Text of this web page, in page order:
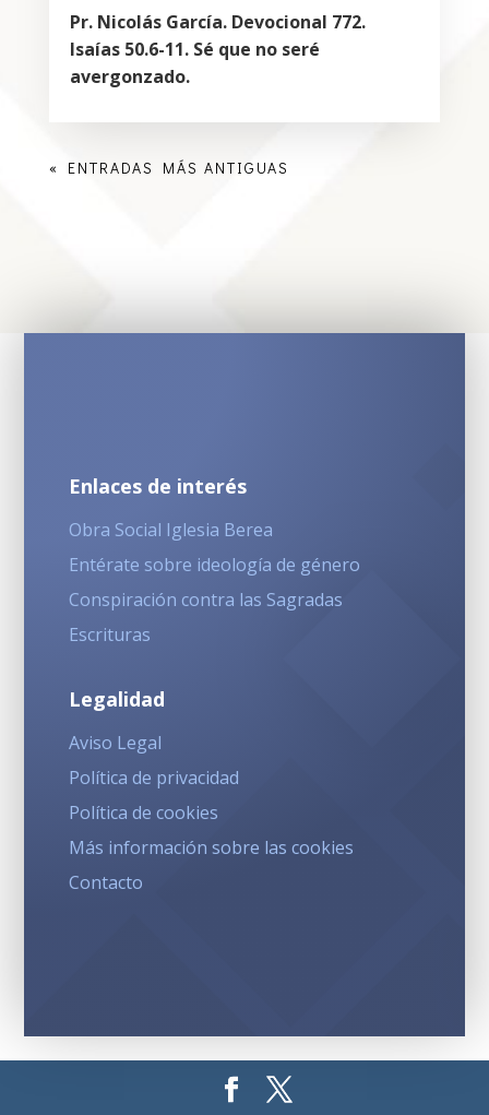
Pr. Nicolás García. Devocional 772.
Isaías 50.6-11. Sé que no seré
avergonzado.
« ENTRADAS MÁS ANTIGUAS
Enlaces de interés
Obra Social Iglesia Berea
Entérate sobre ideología de género
Conspiración contra las Sagradas
Escrituras
Legalidad
Aviso Legal
Política de privacidad
Política de cookies
Más información sobre las cookies
Contacto